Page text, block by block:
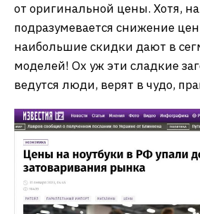
от оригинальной цены. Хотя,
подразумевается снижение
наибольшие скидки дают в
моделей! Ох уж эти сладкие
ведутся люди, верят в чудо,